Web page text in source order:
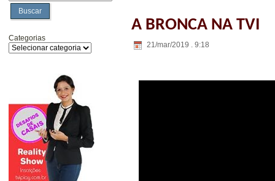
Buscar
Categorias
A BRONCA NA TVI
21/mar/2019 . 9:18